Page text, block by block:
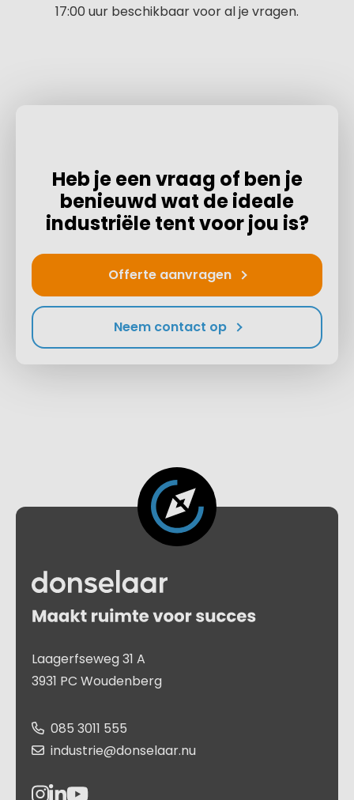
17:00 uur beschikbaar voor al je vragen.
Heb je een vraag of ben je
benieuwd wat de ideale
industriële tent voor jou is?
Offerte aanvragen
Neem contact op
Laagerfseweg 31 A
3931 PC Woudenberg
085 3011 555
industrie@donselaar.nu